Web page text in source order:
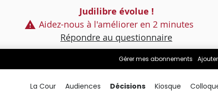
Judilibre évolue !
Aidez-nous à l'améliorer en 2 minutes
Répondre au questionnaire
Gérer mes abonnements
La Cour Audiences Décisions Kiosque